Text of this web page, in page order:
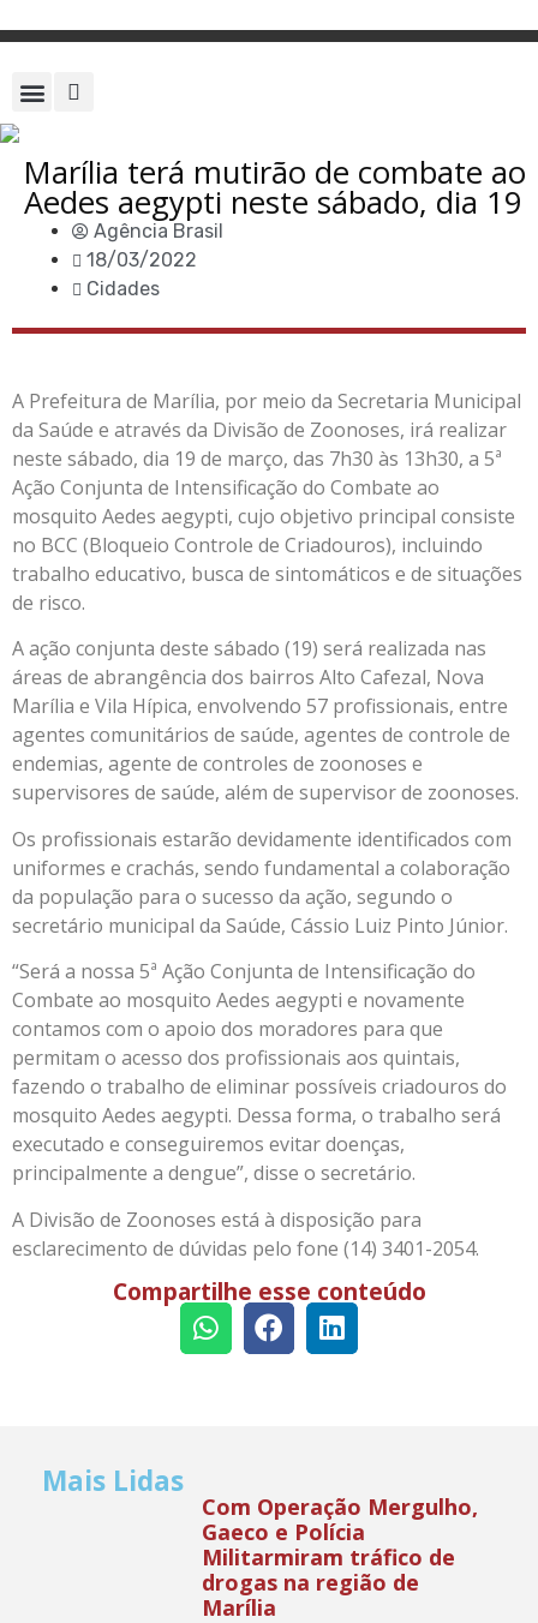
Marília terá mutirão de combate ao
Aedes aegypti neste sábado, dia 19
Agência Brasil
18/03/2022
Cidades
A Prefeitura de Marília, por meio da Secretaria Municipal
da Saúde e através da Divisão de Zoonoses, irá realizar
neste sábado, dia 19 de março, das 7h30 às 13h30, a 5ª
Ação Conjunta de Intensificação do Combate ao
mosquito Aedes aegypti, cujo objetivo principal consiste
no BCC (Bloqueio Controle de Criadouros), incluindo
trabalho educativo, busca de sintomáticos e de situações
de risco.
A ação conjunta deste sábado (19) será realizada nas
áreas de abrangência dos bairros Alto Cafezal, Nova
Marília e Vila Hípica, envolvendo 57 profissionais, entre
agentes comunitários de saúde, agentes de controle de
endemias, agente de controles de zoonoses e
supervisores de saúde, além de supervisor de zoonoses.
Os profissionais estarão devidamente identificados com
uniformes e crachás, sendo fundamental a colaboração
da população para o sucesso da ação, segundo o
secretário municipal da Saúde, Cássio Luiz Pinto Júnior.
“Será a nossa 5ª Ação Conjunta de Intensificação do
Combate ao mosquito Aedes aegypti e novamente
contamos com o apoio dos moradores para que
permitam o acesso dos profissionais aos quintais,
fazendo o trabalho de eliminar possíveis criadouros do
mosquito Aedes aegypti. Dessa forma, o trabalho será
executado e conseguiremos evitar doenças,
principalmente a dengue”, disse o secretário.
A Divisão de Zoonoses está à disposição para
esclarecimento de dúvidas pelo fone (14) 3401-2054.
Compartilhe esse conteúdo
Mais Lidas
Com Operação Mergulho,
Gaeco e Polícia
Militarmiram tráfico de
drogas na região de
Marília